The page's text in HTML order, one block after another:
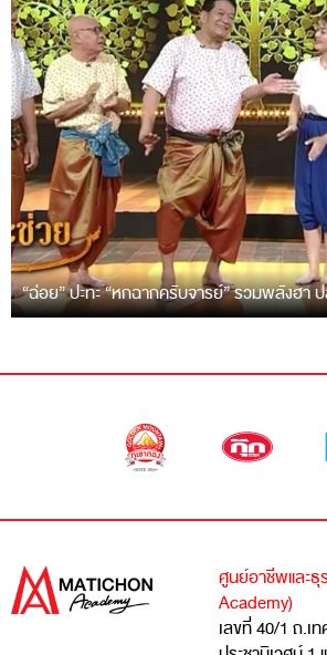
“ฉ่อย” ปะทะ “หกฉากครับจารย์” รวมพลังฮา ป
ศูนย์อาชีพและ
Academy)
เลขที่ 40/1 ถ.เ